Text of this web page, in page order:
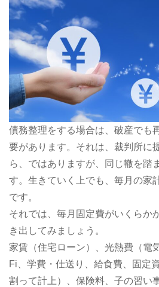
債務整理をする場合は、破産でも
要があります。それは、裁判所に
ら、ではありますが、同じ轍を踏
す。生きていく上でも、毎月の家
です。
それでは、毎月固定費がいくらか
き出してみましょう。
家賃（住宅ローン）、光熱費（電
Fi、学費・仕送り、給食費、固定
割って計上）、保険料、子の習い